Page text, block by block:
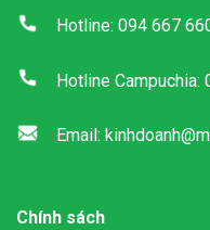
Hotline: 094 667
Hotline
Email:
Chính sách